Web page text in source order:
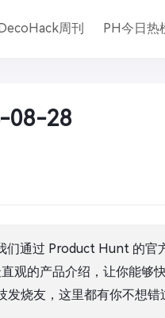
DecoHack周刊 PH今日热
08-28
们通过 Product Hunt 的官
观的产品介绍，让你能够
发烧友，这里都有你不想